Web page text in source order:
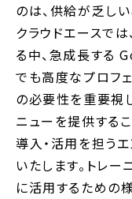
のは、供給が乏し
クラウドエースで
る中、急成長す
でも高度なプロフ
の必要性を重要視
ニューを提供する
導入・活用を担う
いたします。トレ
に活用するための